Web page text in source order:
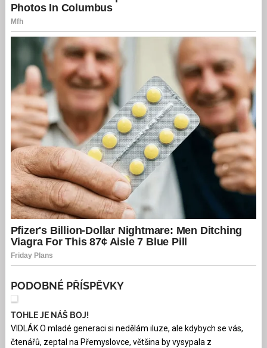
PODOBNÉ PŘÍSPĚVKY
TOHLE JE NÁŠ BOJ!
VIDLÁK O mladé generaci si nedělám iluze, ale kdybych se vás,
čtenářů, zeptal na Přemyslovce, většina by vysypala z